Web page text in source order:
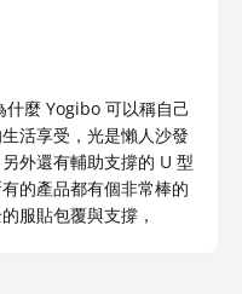
麼 Yogibo 可以稱自己
活享受，光是懶人沙發
外還有輔助支撐的 U 型
的產品都有個非常棒的
服貼包覆與支撐，